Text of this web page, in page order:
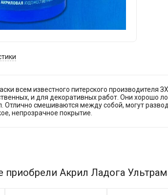
всем известного питерского производителя
и для декоративных работ. Они хорошо
Отлично смешиваются между собой, могут
непрозрачное покрытие.
приобрели Акрил Ладога